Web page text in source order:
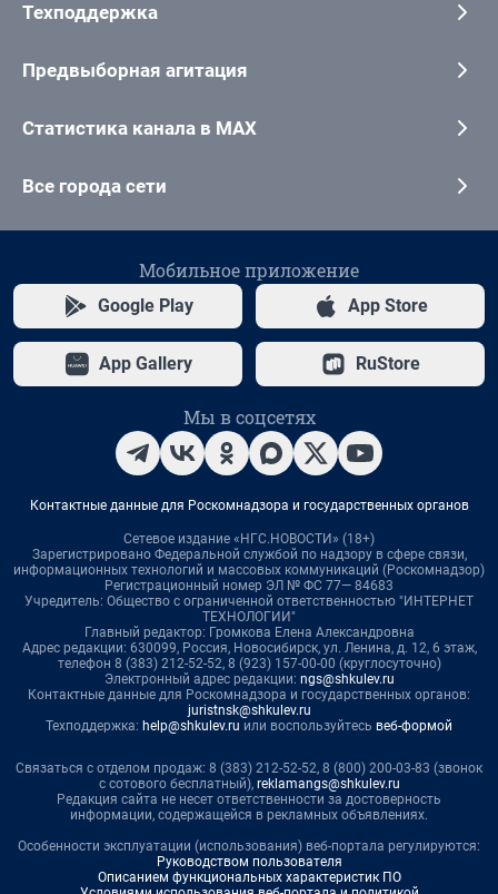
Техподдержка
Предвыборная агитация
Статистика канала в MAX
Все города сети
Мобильное приложение
Google Play App Store
App Gallery RuStore
Мы в соцсетях
Контактные данные для Роскомнадзора и государственных органов
Сетевое издание «НГС.НОВОСТИ» (18+)
Зарегистрировано Федеральной службой по надзору в сфере связи,
информационных технологий и массовых коммуникаций (Роскомнадзор)
Регистрационный номер ЭЛ № ФС 77— 84683
Учредитель: Общество с ограниченной ответственностью "ИНТЕРНЕТ
ТЕХНОЛОГИИ"
Главный редактор: Громкова Елена Александровна
Адрес редакции: 630099, Россия, Новосибирск, ул. Ленина, д. 12, 6 этаж,
телефон 8 (383) 212-52-52, 8 (923) 157-00-00 (круглосуточно)
Электронный адрес редакции: ngs@shkulev.ru
Контактные данные для Роскомнадзора и государственных органов:
juristnsk@shkulev.ru
Техподдержка: help@shkulev.ru или воспользуйтесь веб-формой
Связаться с отделом продаж: 8 (383) 212-52-52, 8 (800) 200-03-83 (звонок
с сотового бесплатный), reklamangs@shkulev.ru
Редакция сайта не несет ответственности за достоверность
информации, содержащейся в рекламных объявлениях.
Особенности эксплуатации (использования) веб-портала регулируются:
Руководством пользователя
Описанием функциональных характеристик ПО